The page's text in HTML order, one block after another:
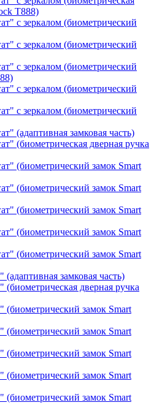
T888)
с зеркалом (биометрический
с зеркалом (биометрический
с зеркалом (биометрический
с зеркалом (биометрический
с зеркалом (биометрический
(адаптивная замковая часть)
(биометрическая дверная ручка
(биометрический замок Smart
(биометрический замок Smart
(биометрический замок Smart
(биометрический замок Smart
(биометрический замок Smart
замковая часть)
(биометрическая дверная ручка
(биометрический замок Smart
(биометрический замок Smart
(биометрический замок Smart
(биометрический замок Smart
(биометрический замок Smart